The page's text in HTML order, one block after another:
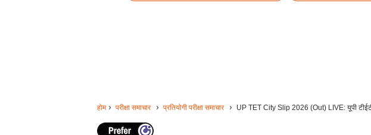
होम परीक्षा समाचार प्रतियोगी परीक्षा समाचार UP TET City Slip 2026 (Out) LIVE: यूपी